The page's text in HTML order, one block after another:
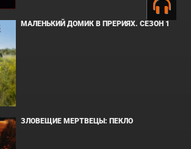
МАЛЕНЬКИЙ ДОМИК В ПРЕРИЯХ. СЕЗОН 1
ЗЛОВЕЩИЕ МЕРТВЕЦЫ: ПЕКЛО